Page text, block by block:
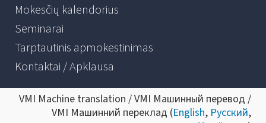
Mokesčių kalendorius
Seminarai
Tarptautinis apmokestinimas
Kontaktai / Apklausa
VMI Machine translation / VMI Машинный перевод /
VMI Машинний переклад (English, Русский,